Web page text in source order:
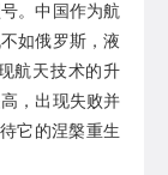
号。中国作为航
如俄罗斯，液
航天技术的升
，出现失败并
它的涅槃重生